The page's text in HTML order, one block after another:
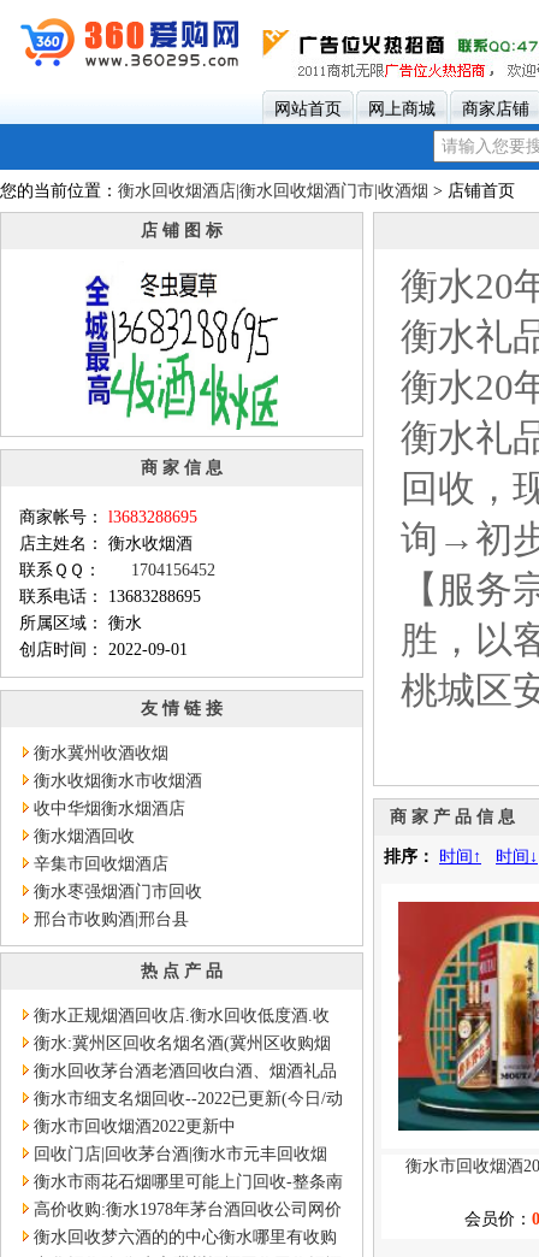
网站首页 网上商城 商家店铺
您的当前位置： 衡水回收烟酒店|衡水回收烟酒门市|收酒烟 > 店铺首页
店 铺 图 标
商 家 信 息
商家帐号： l3683288695
店主姓名： 衡水收烟酒
联系ＱＱ：
1704156452
联系电话： 13683288695
所属区域： 衡水
创店时间： 2022-09-01
友 情 链 接
衡水冀州收酒收烟
衡水收烟衡水市收烟酒
收中华烟衡水烟酒店
衡水烟酒回收
辛集市回收烟酒店
衡水枣强烟酒门市回收
邢台市收购酒|邢台县
热 点 产 品
衡水正规烟酒回收店.衡水回收低度酒.收
剑南春酒.收囯窖酒
衡水:冀州区回收名烟名酒(冀州区收购烟
酒-)详细回收价格
衡水回收茅台酒老酒回收白酒、烟酒礼品
衡水桃城开发区
衡水市细支名烟回收--2022已更新(今日/动
态)衡水市回收烟酒2022更新中
回收门店|回收茅台酒|衡水市元丰回收烟
酒|衡水回收五粮液
衡水市雨花石烟哪里可能上门回收-整条南
京雨花石烟
高价收购:衡水1978年茅台酒回收公司网价
格查询
衡水回收梦六酒的的中心衡水哪里有收购
衡水20
衡水礼
衡水20
衡水礼
回收，
询→初
【服
胜，以
桃城区
商 家 产 品 信 息
排序： 时间↑ 时间↓
衡水市回收烟酒
会员价：